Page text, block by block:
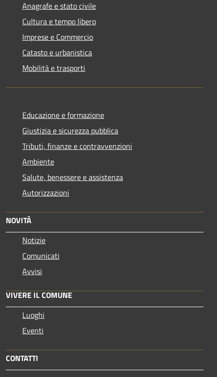
Anagrafe e stato civile
Cultura e tempo libero
Imprese e Commercio
Catasto e urbanistica
Mobilità e trasporti
Educazione e formazione
Giustizia e sicurezza pubblica
Tributi, finanze e contravvenzioni
Ambiente
Salute, benessere e assistenza
Autorizzazioni
NOVITÀ
Notizie
Comunicati
Avvisi
VIVERE IL COMUNE
Luoghi
Eventi
CONTATTI